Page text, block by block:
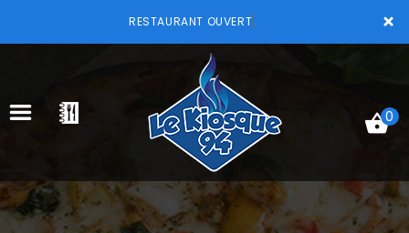
×
RESTAURANT OUVERT
ACCUEIL
0